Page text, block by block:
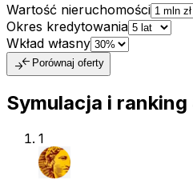
Wartość nieruchomości
Okres kredytowania
Wkład własny
compare_arrows Porównaj oferty
Symulacja i ranking
1